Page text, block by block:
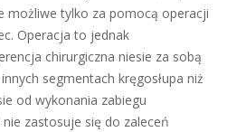
możliwe tylko za pomocą operacji
Operacja to jednak
chirurgiczna niesie za sobą
segmentach kręgosłupa niż
od wykonania zabiegu
zastosuje się do zaleceń